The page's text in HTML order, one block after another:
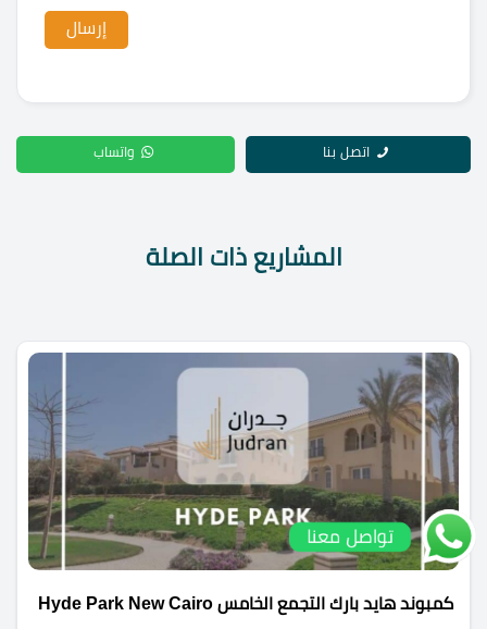
اتصل بنا واتساب
المشاريع ذات الصلة
كمبوند هايد بارك التجمع الخامس Hyde Park New Cairo
تواصل معنا